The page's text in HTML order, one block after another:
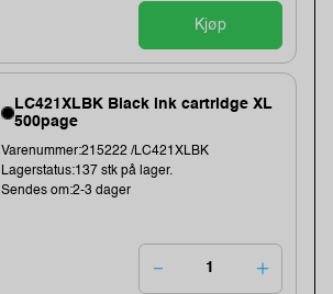
Kjøp
LC421XLBK Black ink cartridge XL
500page
Varenummer:215222 /LC421XLBK
Lagerstatus:137 stk på lager.
Sendes om:2-3 dager